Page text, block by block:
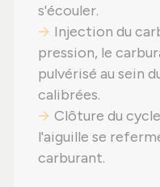
s'écouler.
Injection du
pression, le
pulvérisé au sein
calibrées.
Clôture du
l'aiguille se
carburant.